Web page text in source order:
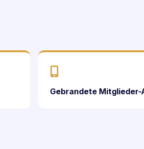
Gebrandete Mitglieder-